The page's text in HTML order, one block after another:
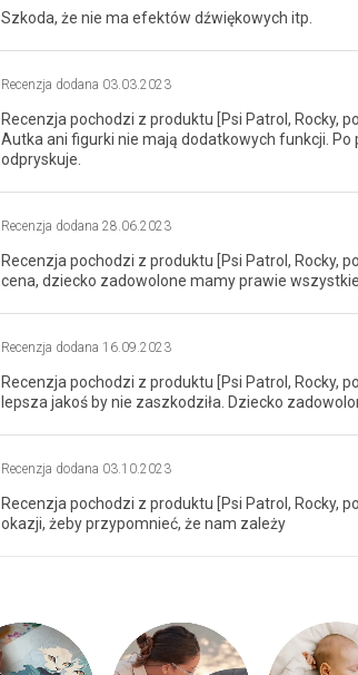
Szkoda, że nie ma efektów dźwiękowych itp.
Recenzja dodana 03.03.2023
Recenzja pochodzi z produktu [Psi Patrol, Rocky,
Autka ani figurki nie mają dodatkowych funkcji.
odpryskuje.
Recenzja dodana 28.06.2023
Recenzja pochodzi z produktu [Psi Patrol, Rocky,
cena, dziecko zadowolone mamy prawie
Recenzja dodana 16.09.2023
Recenzja pochodzi z produktu [Psi Patrol, Rocky,
lepsza jakoś by nie zaszkodziła. Dziecko
Recenzja dodana 03.10.2023
Recenzja pochodzi z produktu [Psi Patrol, Rocky,
okazji, żeby przypomnieć, że nam zależy